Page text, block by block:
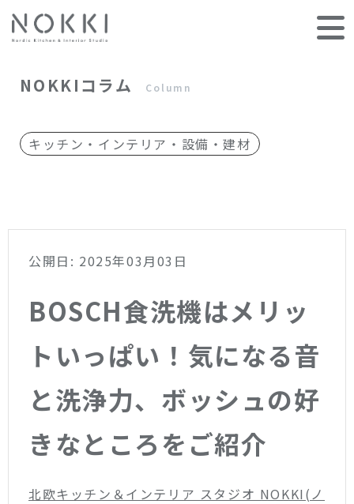
NOKKIコラム Column
キッチン・インテリア・設備・建材
公開日: 2025年03月03日
BOSCH食洗機はメリッ
トいっぱい！気になる音
と洗浄力、ボッシュの好
きなところをご紹介
北欧キッチン＆インテリア スタジオ NOKKI(ノ